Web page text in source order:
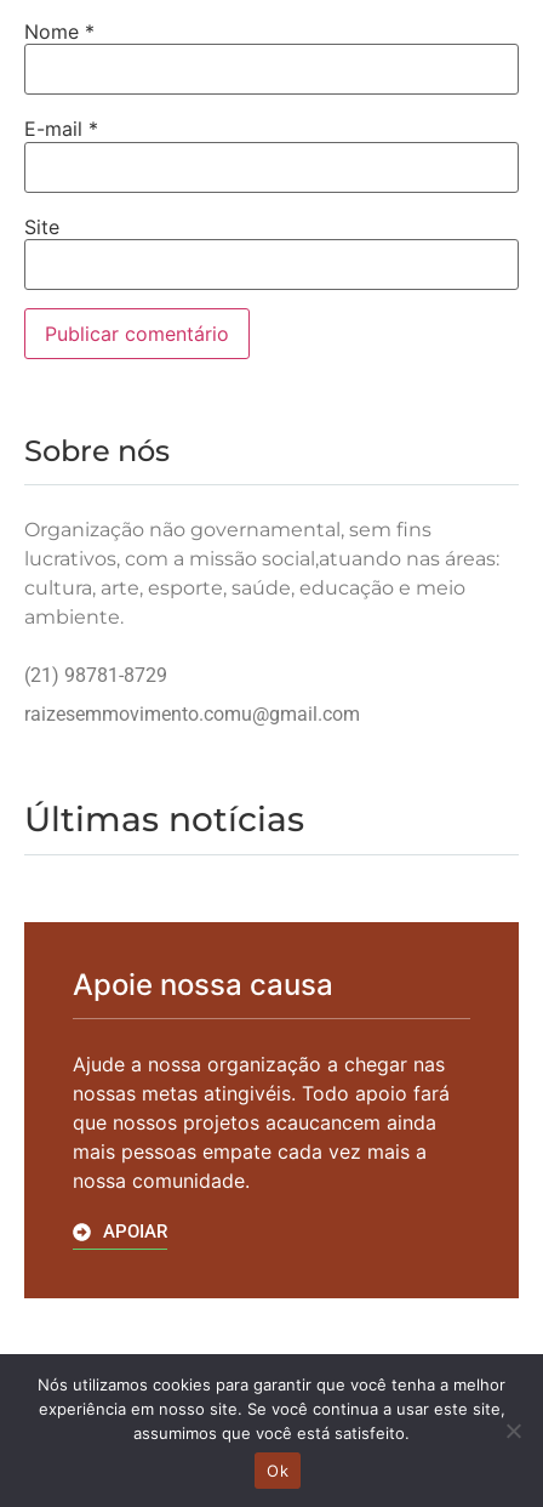
Nome *
E-mail *
Site
Sobre nós
Organização não governamental, sem fins
lucrativos, com a missão social,atuando nas áreas:
cultura, arte, esporte, saúde, educação e meio
ambiente.
(21) 98781-8729
raizesemmovimento.comu@gmail.com
Últimas notícias
Apoie nossa causa
Ajude a nossa organização a chegar nas
nossas metas atingivéis. Todo apoio fará
que nossos projetos acaucancem ainda
mais pessoas empate cada vez mais a
nossa comunidade.
APOIAR
Nós utilizamos cookies para garantir que você tenha a melhor
experiência em nosso site. Se você continua a usar este site,
assumimos que você está satisfeito.
Ok